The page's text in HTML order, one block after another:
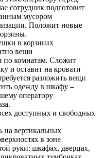
сотрудник подготовит
мусором
Положит новые
в корзинах
вещи
по комнатам. Сложит
и оставит на кровати
разложить вещи
одежду в шкафу –
оператору
доступных и свободных
на вертикальных
в зоне
руки: шкафах, дверцах,